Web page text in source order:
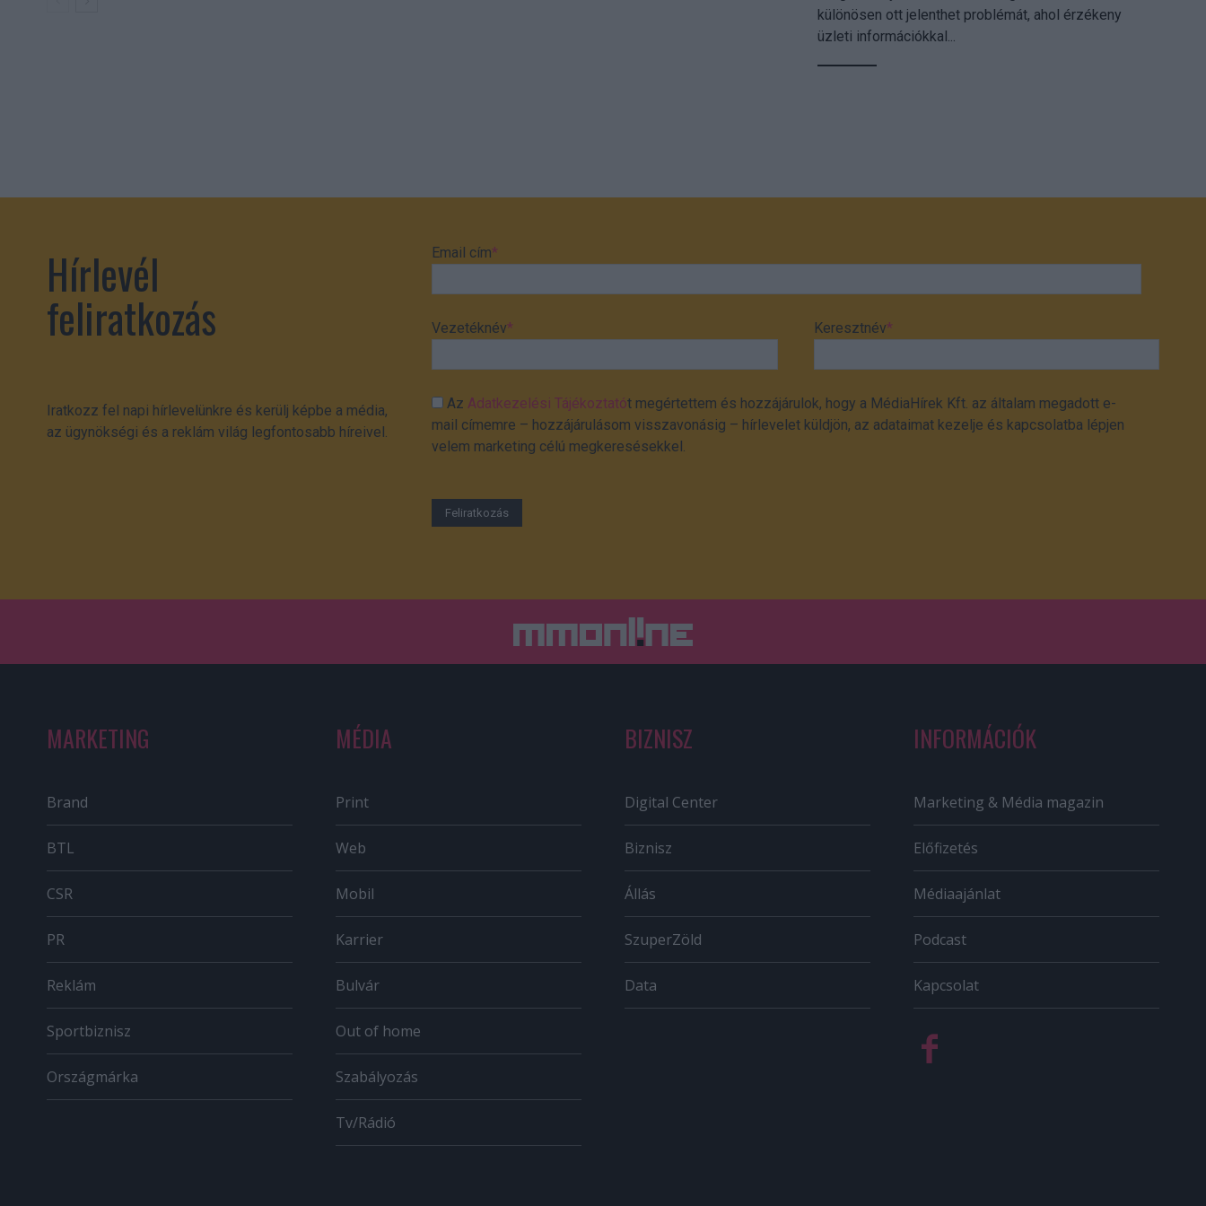
különösen ott jelenthet problémát, ahol érzékeny
üzleti információkkal...
Hírlevél
feliratkozás
Iratkozz fel napi hírlevelünkre és kerülj képbe a média,
az ügynökségi és a reklám világ legfontosabb híreivel.
Email cím*
Vezetéknév* Keresztnév*
AzAdatkezelési Tájékoztatót megértettem és hozzájárulok, hogy a MédiaHírek Kft. az általam megadott e-
mail címemre – hozzájárulásom visszavonásig – hírlevelet küldjön, az adataimat kezelje és kapcsolatba lépjen
velem marketing célú megkeresésekkel.
MARKETING
Brand
BTL
CSR
PR
Reklám
Sportbiznisz
Országmárka
MÉDIA
Print
Web
Mobil
Karrier
Bulvár
Out of home
Szabályozás
Tv/Rádió
BIZNISZ
Digital Center
Biznisz
Állás
SzuperZöld
Data
INFORMÁCIÓK
Marketing & Média magazin
Előfizetés
Médiaajánlat
Podcast
Kapcsolat